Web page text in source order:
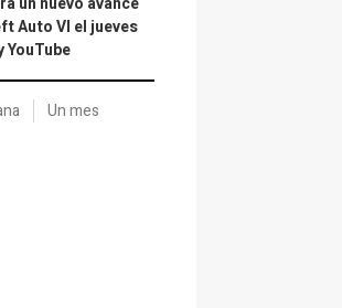
Auto VI el jueves
YouTube
Un mes